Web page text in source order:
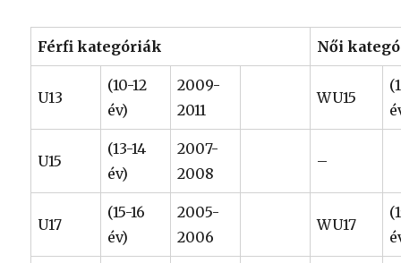
Férfi kategóriák Női
U13
(10-12
év)
2009-
2011
WU15
U15
(13-14
év)
2007-
2008
–
U17
(15-16
év)
2005-
2006
WU17